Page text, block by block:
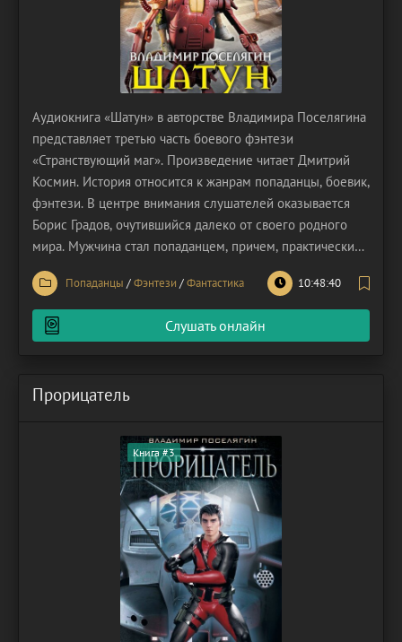
Аудиокнига «Шатун» в авторстве Владимира Поселягина
представляет третью часть боевого фэнтези
«Странствующий маг». Произведение читает Дмитрий
Космин. История относится к жанрам попаданцы, боевик,
фэнтези. В центре внимания слушателей оказывается
Борис Градов, очутившийся далеко от своего родного
мира. Мужчина стал попаданцем, причем, практически
по доброй воле. Землянин согласился принять участие в
научном эксперименте, точнее сказать, был обманут
олигархом, проживающим с ним по соседству.
Попаданцы /Фэнтези /Фантастика 10:48:40
Слушать онлайн
Прорицатель
Книга #3